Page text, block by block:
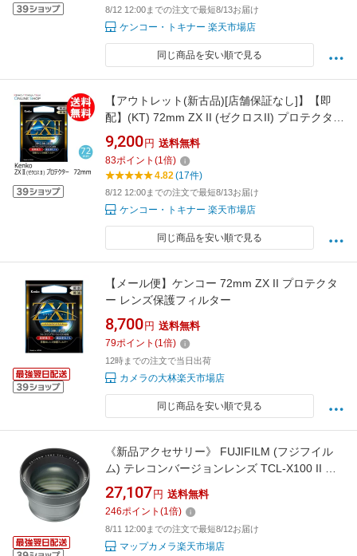
8/12 12:00までの注文で最短8/13お届け
ケンコー・トキナー 楽天市場店
同じ商品を安い順で見る
【アウトレット(新古品)[店舗保証なし]】【即
配】(KT) 72mm ZX II (ゼクロスII) プロテクター
ケンコー KENKO 【ネコポス便送料無料】保護
フィルター プロテクトフィルター 日本製＼お
得な店内クーポン配布中／
9,200 円 送料無料
83ポイント (1倍)
4.82(17件)
8/12 12:00までの注文で最短8/13お届け
ケンコー・トキナー 楽天市場店
同じ商品を安い順で見る
【メール便】ケンコー 72mm ZX II プロテクタ
ー レンズ保護フィルター
8,700 円 送料無料
79ポイント (1倍)
12時までの注文で当日出荷
カメラの大林楽天市場店
同じ商品を安い順で見る
《新品アクセサリー》 FUJIFILM (フジフイル
ム) テレコンバージョンレンズ TCL-X100 II シ
ルバー【KK9N0D18P】
27,107 円 送料無料
246ポイント (1倍)
8/11 12:00までの注文で最短8/12お届け
マップカメラ楽天市場店